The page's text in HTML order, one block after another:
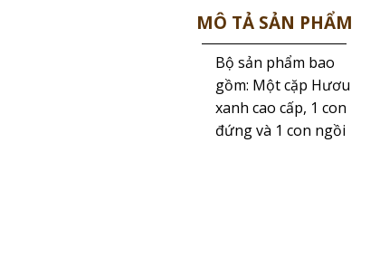
MÔ TẢ SẢN PHẨM
Bộ sản phẩm bao
gồm: Một cặp Hươu
xanh cao cấp, 1 con
đứng và 1 con ngồi